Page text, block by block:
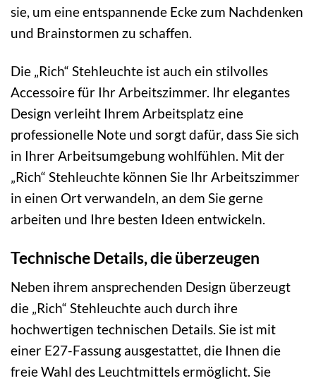
sie, um eine entspannende Ecke zum Nachdenken
und Brainstormen zu schaffen.
Die „Rich“ Stehleuchte ist auch ein stilvolles
Accessoire für Ihr Arbeitszimmer. Ihr elegantes
Design verleiht Ihrem Arbeitsplatz eine
professionelle Note und sorgt dafür, dass Sie sich
in Ihrer Arbeitsumgebung wohlfühlen. Mit der
„Rich“ Stehleuchte können Sie Ihr Arbeitszimmer
in einen Ort verwandeln, an dem Sie gerne
arbeiten und Ihre besten Ideen entwickeln.
Technische Details, die überzeugen
Neben ihrem ansprechenden Design überzeugt
die „Rich“ Stehleuchte auch durch ihre
hochwertigen technischen Details. Sie ist mit
einer E27-Fassung ausgestattet, die Ihnen die
freie Wahl des Leuchtmittels ermöglicht. Sie